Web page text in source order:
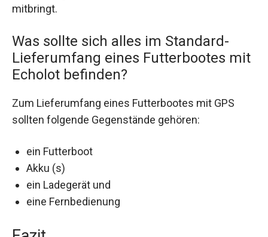
mitbringt.
Was sollte sich alles im Standard-
Lieferumfang eines Futterbootes mit
Echolot befinden?
Zum Lieferumfang eines Futterbootes mit GPS
sollten folgende Gegenstände gehören:
ein Futterboot
Akku (s)
ein Ladegerät und
eine Fernbedienung